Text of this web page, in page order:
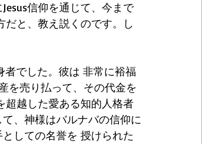
信仰を通じて、今まで
と、教え説くのです。し
者でした。彼は 非常に裕福
を売り払って、その代金を
超越した愛ある知的人格者
、神様はバルナバの信仰に
しての名誉を 授けられた